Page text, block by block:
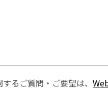
るご質問・ご要望は、